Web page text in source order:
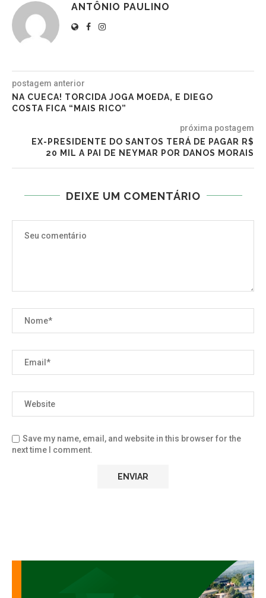
ANTÔNIO PAULINO
postagem anterior
NA CUECA! TORCIDA JOGA MOEDA, E DIEGO
COSTA FICA “MAIS RICO”
próxima postagem
EX-PRESIDENTE DO SANTOS TERÁ DE PAGAR R$
20 MIL A PAI DE NEYMAR POR DANOS MORAIS
DEIXE UM COMENTÁRIO
Save my name, email, and website in this browser for the
next time I comment.